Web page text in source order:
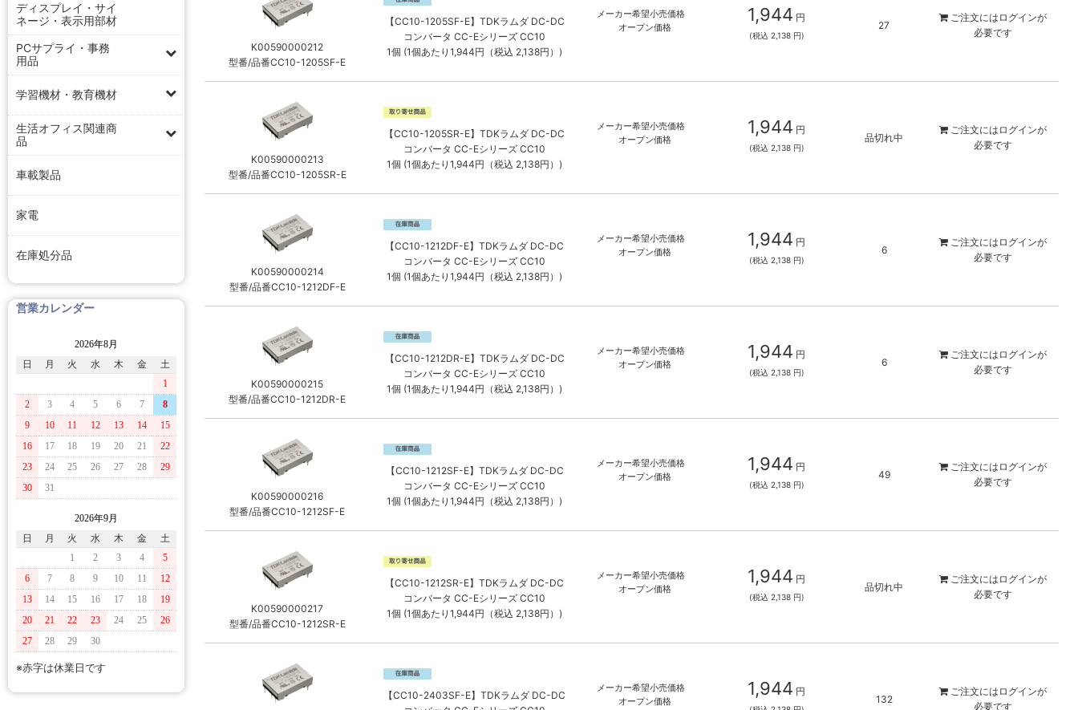
ディスプレイ・サイ
ネージ・表示用部材
PCサプライ・事務
用品
学習機材・教育機材
生活オフィス関連商
品
車載製品
家電
在庫処分品
営業カレンダー
2026年8月
日
月 火 水 木 金
土
1
2
3 4 5 6 7
8
9
10 11 12 13 14
15
16
17 18 19 20 21
22
23
24 25 26 27 28
29
30
31
2026年9月
日
月 火 水 木 金
土
1
2 3 4
5
6
7 8 9 10 11
12
13
14 15 16 17 18
19
20
21 22 23 24 25
26
27
28 29 30
※赤字は休業日です
K00590000212
型番/品番CC10-1205SF-E
【CC10-1205SF-E】TDKラムダ DC-DC
コンバータ CC-Eシリーズ CC10
1個 (1個あたり1,944円（税込 2,138円）)
メーカー希望小売価格
オープン価格
1,944 円
(税込 2,138 円)
27
ご注文には ログインが
必要です
K00590000213
型番/品番CC10-1205SR-E
【CC10-1205SR-E】TDKラムダ DC-DC
コンバータ CC-Eシリーズ CC10
1個 (1個あたり1,944円（税込 2,138円）)
メーカー希望小売価格
オープン価格
1,944 円
(税込 2,138 円)
品切れ中
ご注文には ログインが
必要です
K00590000214
型番/品番CC10-1212DF-E
【CC10-1212DF-E】TDKラムダ DC-DC
コンバータ CC-Eシリーズ CC10
1個 (1個あたり1,944円（税込 2,138円）)
メーカー希望小売価格
オープン価格
1,944 円
(税込 2,138 円)
6
ご注文には ログインが
必要です
K00590000215
型番/品番CC10-1212DR-E
【CC10-1212DR-E】TDKラムダ DC-DC
コンバータ CC-Eシリーズ CC10
1個 (1個あたり1,944円（税込 2,138円）)
メーカー希望小売価格
オープン価格
1,944 円
(税込 2,138 円)
6
ご注文には ログインが
必要です
K00590000216
型番/品番CC10-1212SF-E
【CC10-1212SF-E】TDKラムダ DC-DC
コンバータ CC-Eシリーズ CC10
1個 (1個あたり1,944円（税込 2,138円）)
メーカー希望小売価格
オープン価格
1,944 円
(税込 2,138 円)
49
ご注文には ログインが
必要です
K00590000217
型番/品番CC10-1212SR-E
【CC10-1212SR-E】TDKラムダ DC-DC
コンバータ CC-Eシリーズ CC10
1個 (1個あたり1,944円（税込 2,138円）)
メーカー希望小売価格
オープン価格
1,944 円
(税込 2,138 円)
品切れ中
ご注文には ログインが
必要です
【CC10-2403SF-E】TDKラムダ DC-DC
メーカー希望小売価格
オープン価格
1,944 円
132
ご注文には ログインが
必要です